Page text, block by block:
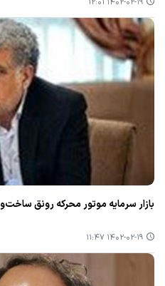
بازار سرمایه موتور محركه رونق
۱۴۰۲-۰۲-۱۹ ۱۱:۴۷